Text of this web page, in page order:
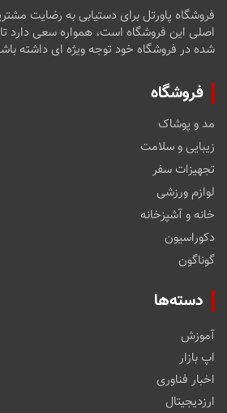
فروشگاه پاورتل برای دستیابی به رضایت
اصلی این فروشگاه است، همواره سعی دارد
شده در فروشگاه خود توجه ویژه ای داشته
فروشگاه
مد و پوشاک
زیبایی و سلامت
تجهیزات سفر
لوازم ورزشی
خانه و آشپزخانه
دکوراسیون
گوناگون
دسته‌ها
آموزش
اپ بازار
اخبار فناوری
ارزدیجیتال